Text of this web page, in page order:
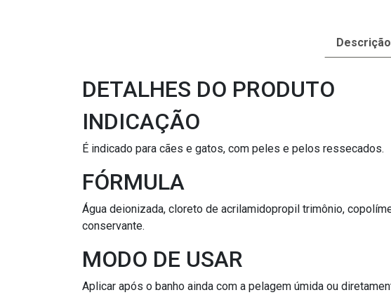
Descrição
DETALHES DO PRODUTO
INDICAÇÃO
É indicado para cães e gatos, com peles e pelos ressecados.
FÓRMULA
Água deionizada, cloreto de acrilamidopropil trimônio,
conservante.
MODO DE USAR
Aplicar após o banho ainda com a pelagem úmida ou